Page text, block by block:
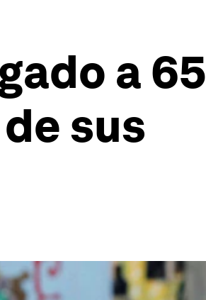
a 65
sus